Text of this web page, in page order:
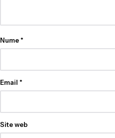
Nume*
Email *
Site web